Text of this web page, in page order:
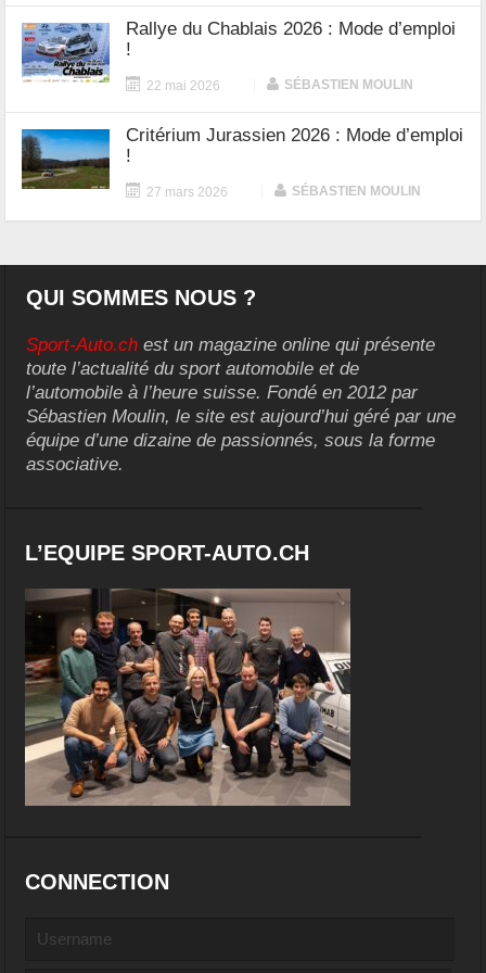
Rallye du Chablais 2026 : Mode d’emploi
!
22 mai 2026 SÉBASTIEN MOULIN
Critérium Jurassien 2026 : Mode d’emploi
!
27 mars 2026 SÉBASTIEN MOULIN
QUI SOMMES NOUS ?
Sport-Auto.ch est un magazine online qui présente
toute l’actualité du sport automobile et de
l’automobile à l’heure suisse. Fondé en 2012 par
Sébastien Moulin, le site est aujourd’hui géré par une
équipe d’une dizaine de passionnés, sous la forme
associative.
L’EQUIPE SPORT-AUTO.CH
CONNECTION